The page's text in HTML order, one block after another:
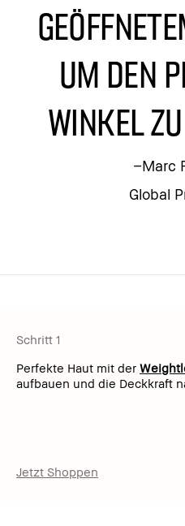
um den
Winkel
–Marc
Global
Schritt 1
Perfekte Haut mit der
aufbauen und die Deckkraft
Jetzt Shoppen